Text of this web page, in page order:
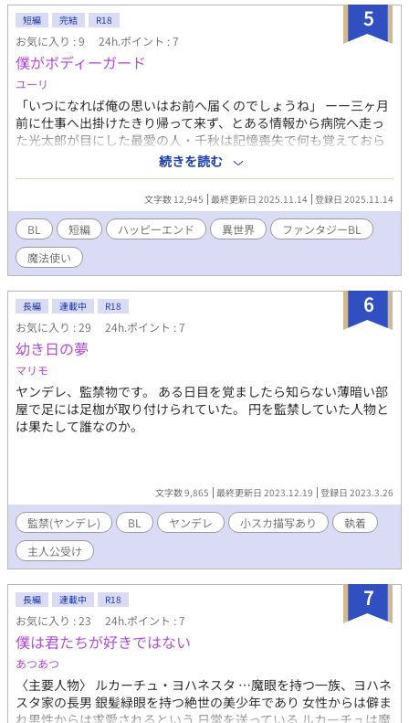
ルファポリス、ムーンライトノベルズに掲載
5
短編 完結 R18
お気に入り : 9 24h.ポイント : 7
僕がボディーガード
ユーリ
「いつになれば俺の思いはお前へ届くのでしょうね」 ーー三ヶ月
前に仕事へ出掛けたきり帰って来ず、とある情報から病院へ走っ
た光太郎が目にした最愛の人・千秋は記憶喪失で何も覚えておら
ずーー 「お前の足枷になりたい。どこにも行くな」帰りをひたす
ら待ち続ける医師×特殊な血を持つ自由な魔法使い「キミは僕が
守る！」千秋が記憶喪失だったことも全て意味がありーー？？
続きを読む
文字数 12,945 最終更新日 2025.11.14 登録日 2025.11.14
BL 短編 ハッピーエンド 異世界
ファンタジーBL
魔法使い
6
長編 連載中 R18
お気に入り : 29 24h.ポイント : 7
幼き日の夢
マリモ
ヤンデレ、監禁物です。 ある日目を覚ましたら知らない薄暗い部
屋で足には足枷が取り付けられていた。 円を監禁していた人物と
は果たして誰なのか。
文字数 9,865 最終更新日 2023.12.19 登録日 2023.3.26
監禁(ヤンデレ) BL ヤンデレ 小スカ描写あり
執着
主人公受け
7
長編 連載中 R18
お気に入り : 23 24h.ポイント : 7
僕は君たちが好きではない
あつあつ
〈主要人物〉 ルカーチュ・ヨハネスタ …魔眼を持つ一族、ヨハネ
スタ家の長男 銀髪緑眼を持つ絶世の美少年であり 女性からは僻ま
れ男性からは求愛されるという 日常を送っている ルカーチュは魔